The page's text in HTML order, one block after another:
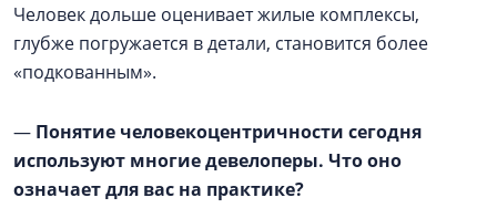
Человек дольше оценивает жилые комплексы,
глубже погружается в детали, становится более
«подкованным».
— Понятие человекоцентричности сегодня
используют многие девелоперы. Что оно
означает для вас на практике?